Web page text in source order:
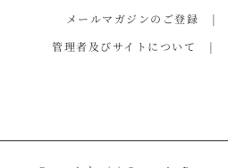
す
メールマガジンのご登録
管理者及びサイトについて